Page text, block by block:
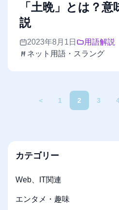
「土晩」とは？
説
2023年8月1日
用語解説
ネット用語・スラング
＜ 1 2 3
カテゴリー
Web、IT関連
エンタメ・趣味